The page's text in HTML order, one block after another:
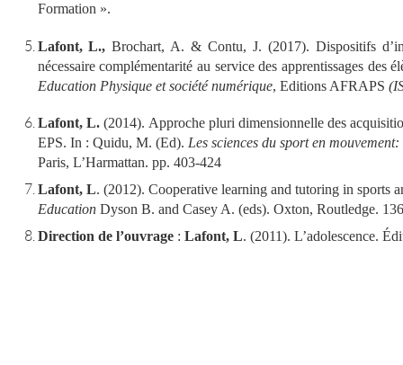
Formation ».
Lafont, L., Brochart, A. & Contu, J. (2017). Dispositifs
nécessaire complémentarité au service des apprentissages
Education Physique et société numérique, Editions AFRAPS
Lafont, L. (2014). Approche pluri dimensionnelle des
EPS. In : Quidu, M. (Ed). Les sciences du sport en
Paris, L’Harmattan. pp. 403-424
Lafont, L. (2012). Cooperative learning and tutoring in sports
EducationDyson B. and Casey A. (eds). Oxton, Routledge.
Direction de l’ouvrage: Lafont, L. (2011). L’adolescence.